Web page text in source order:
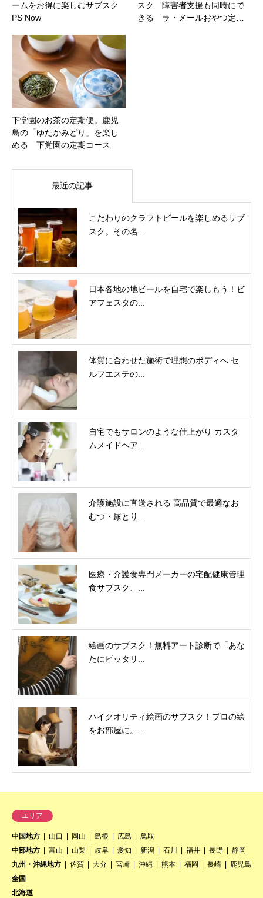
ームをお得に楽しむサブスク
PS Now
スク 障害者支援も同時にで
きる ラ・メールおやつ定…
下堂園のお茶の定期便。鹿児
島の「ゆたかみどり」を楽し
める 下党園の定期コース
最近の記事
こだわりのクラフトビールを楽しめるサブ
スク。その名...
日本各地の地ビールを自宅で楽しもう！ビ
アフェスタの...
体質に合わせた施術で理想のボディへ セ
ルフエステの...
自宅でもサロンのような仕上がり カスタ
ムメイドヘア...
介護施設に直送される 高品質で最適なお
むつ・尿とり...
医療・介護食専門メーカーの宅配健康管理
食サブスク、...
絵画のサブスク！無料アート診断で「あな
たにピッタリ...
ハイクオリティ絵画のサブスク！プロの絵
をお部屋に。...
エリア
中国地方 山口 岡山 島根 広島
鳥取
中部地方
富山 山梨 岐阜 愛知 新潟 石川 福井 長野
静岡
九州・沖縄地方
佐賀 大分 宮崎 沖縄 熊本 福岡 長崎
鹿児島
全国
北海道